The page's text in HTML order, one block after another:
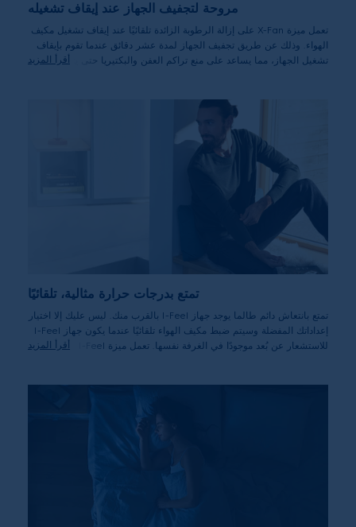
مروحة لتجفيف الجهاز عند إيقاف تشغيله
تعمل ميزة X-Fan على إزالة الرطوبة الزائدة تلقائيًا عند إيقاف تشغيل مكيف
الهواء. وذلك عن طريق تجفيف الجهاز لمدة عشر دقائق عندما تقوم بإيقاف
تشغيل الجهاز، مما يساعد على منع تراكم العفن والبكتيريا حتى يتسنى لك
أقرأ المزيد
تمتع بدرجات حرارة مثالية، تلقائيًا
تمتع بانتعاش دائم طالما يوجد جهاز I-Feel بالقرب منك. ليس عليك إلا اختيار
إعداداتك المفضلة وسيتم ضبط مكيف الهواء تلقائيًا عندما يكون جهاز I-Feel
للاستشعار عن بُعد موجودًا في الغرفة نفسها. تعمل ميزة I-Feel على رفع
أقرأ المزيد